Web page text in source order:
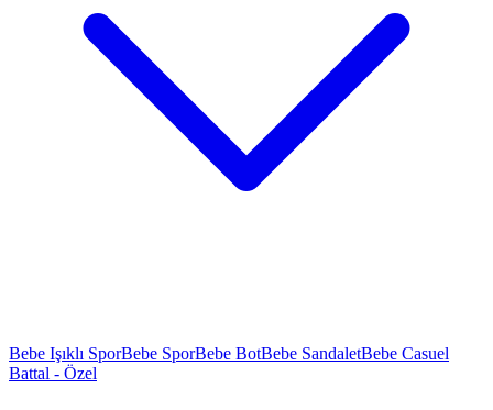
Bebe Işıklı SporBebe SporBebe BotBebe SandaletBebe Casuel
Battal - Özel